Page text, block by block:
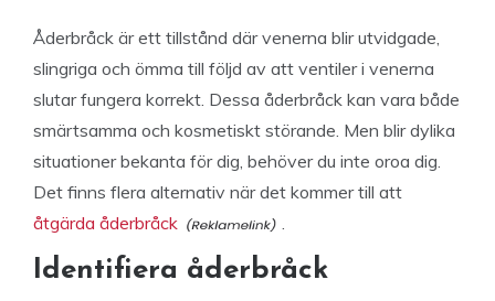
Åderbråck är ett tillstånd där venerna blir utvidgade,
slingriga och ömma till följd av att ventiler i venerna
slutar fungera korrekt. Dessa åderbråck kan vara både
smärtsamma och kosmetiskt störande. Men blir dylika
situationer bekanta för dig, behöver du inte oroa dig.
Det finns flera alternativ när det kommer till att
åtgärda åderbråck
.
Identifiera åderbråck